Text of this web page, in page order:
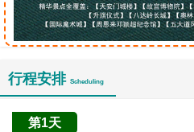
行程安排 Scheduling
第1天